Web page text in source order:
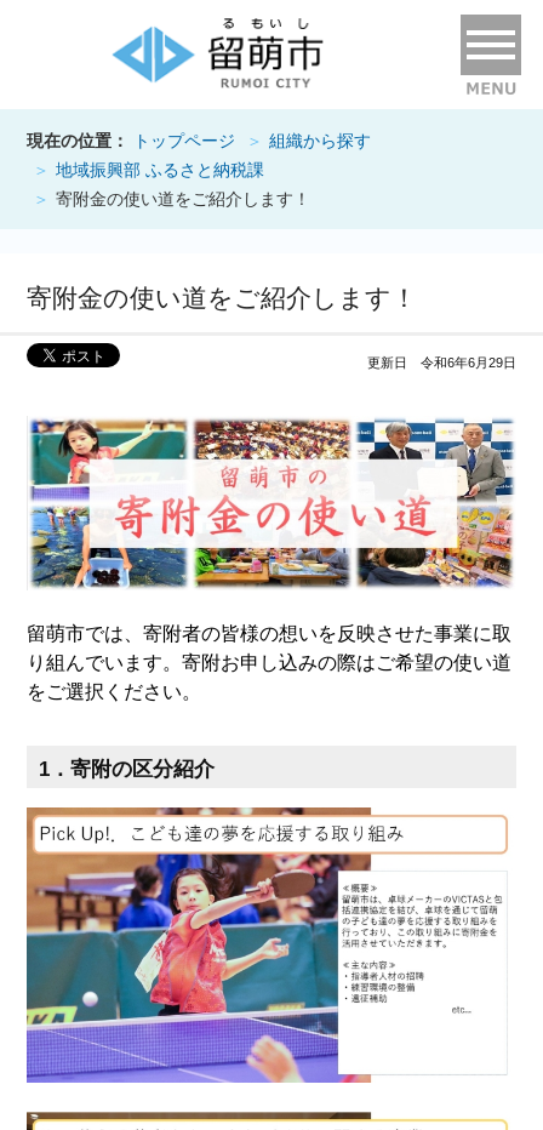
現在の位置： トップページ
組織から探す
地域振興部 ふるさと納税課
寄附金の使い道をご紹介します！
寄附金の使い道をご紹介します！
更新日 令和6年6月29日
留萌市では、寄附者の皆様の想いを反映させた事業に取
り組んでいます。寄附お申し込みの際はご希望の使い道
をご選択ください。
1．寄附の区分紹介